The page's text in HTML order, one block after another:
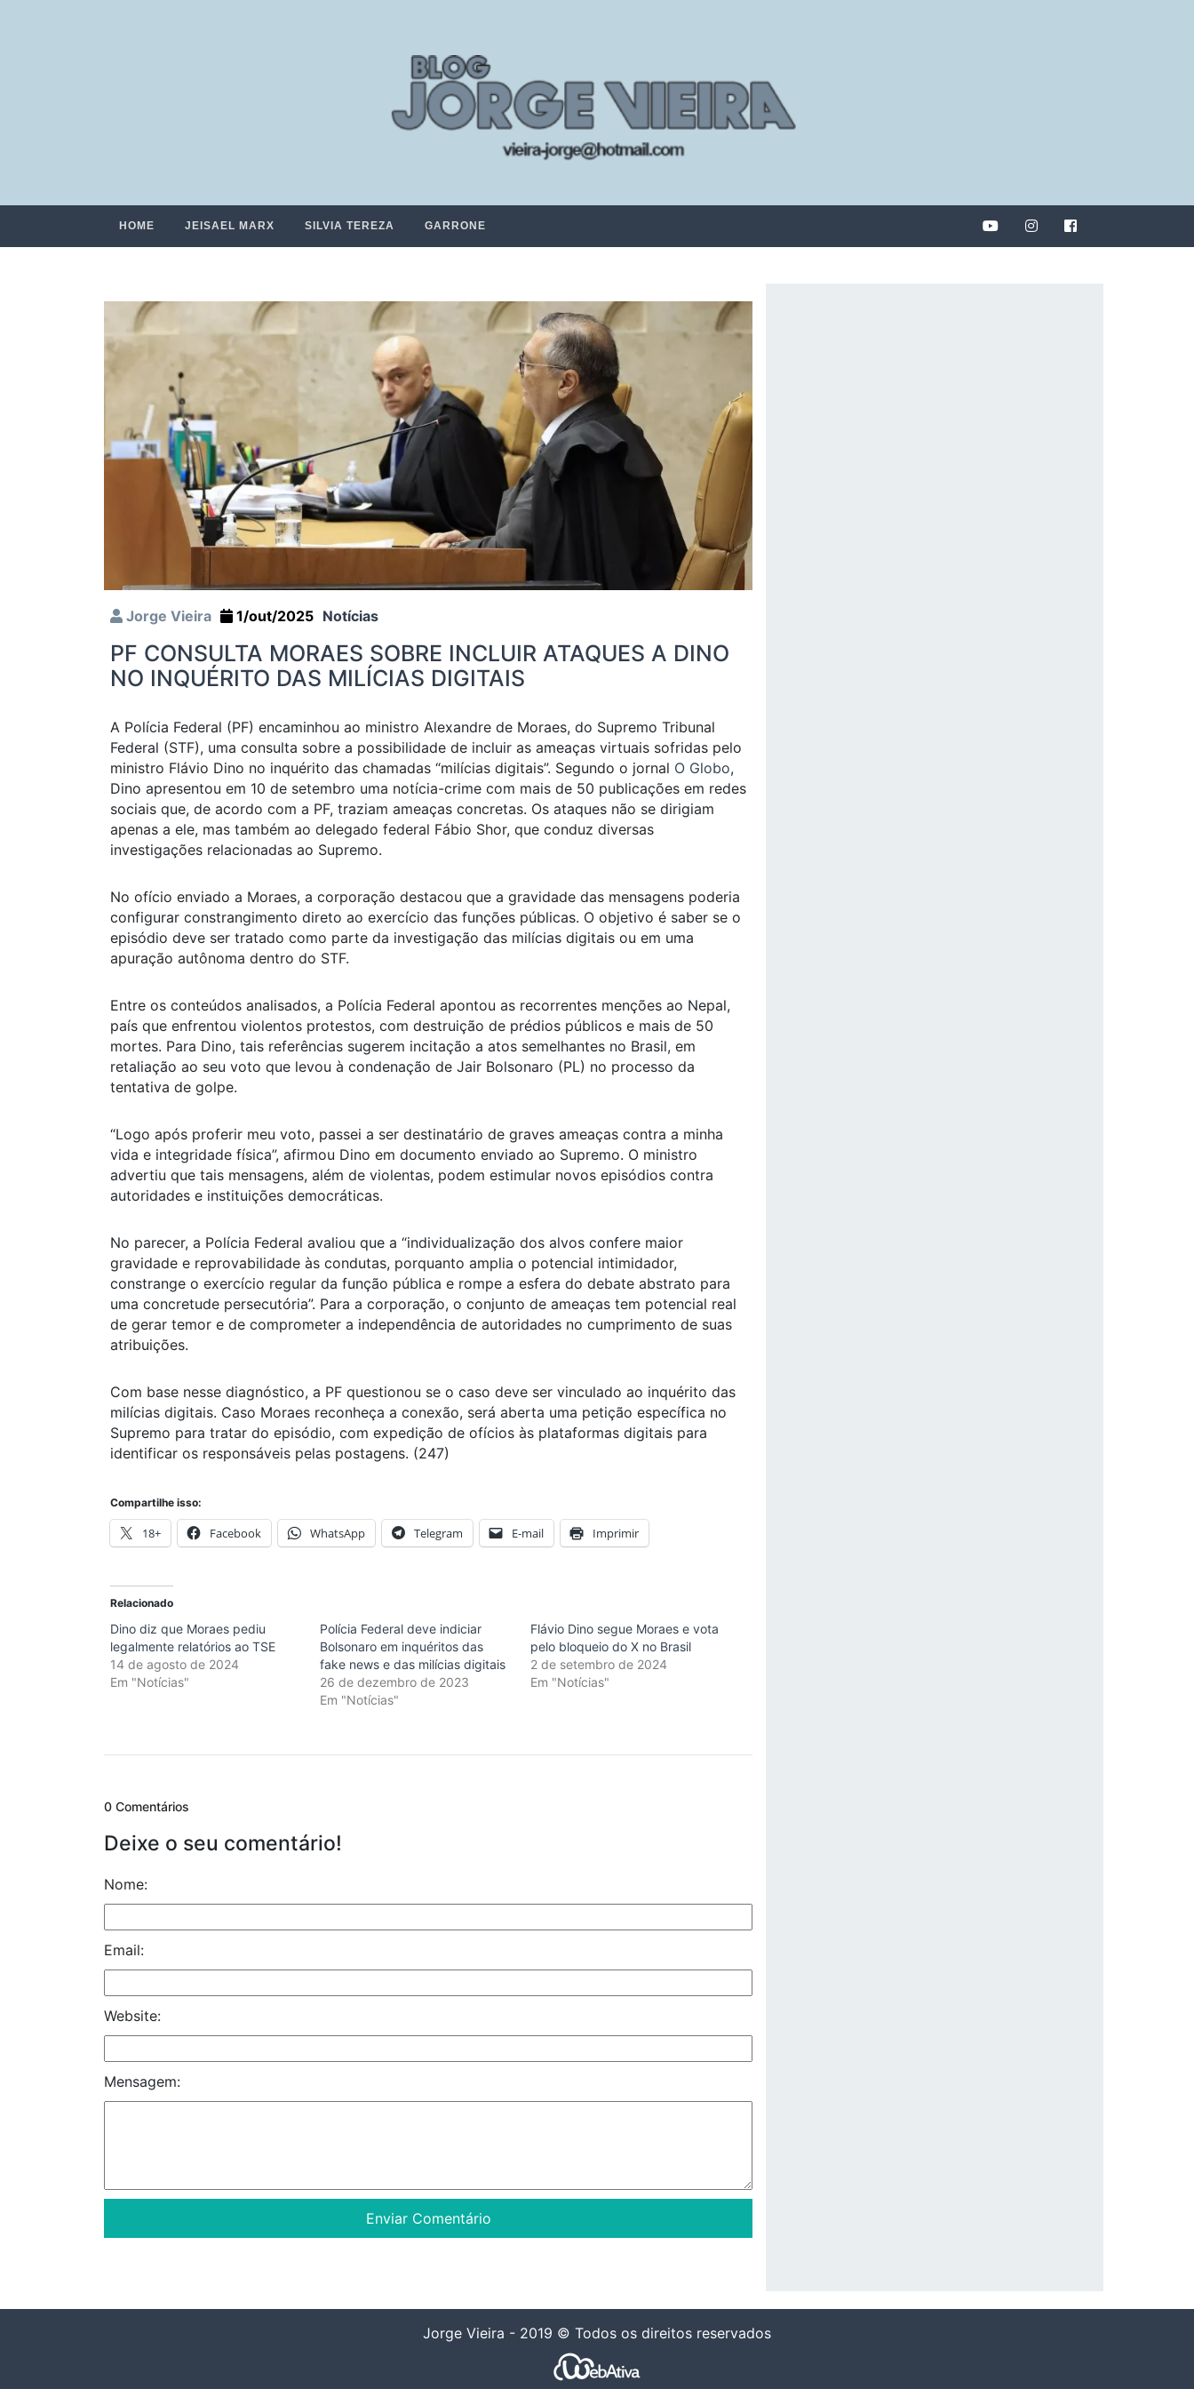
HOME JEISAEL MARX SILVIA TEREZA GARRONE
Jorge Vieira 1/out/2025 Notícias
PF CONSULTA MORAES SOBRE INCLUIR ATAQUES A DINO
NO INQUÉRITO DAS MILÍCIAS DIGITAIS
A Polícia Federal (PF) encaminhou ao ministro Alexandre de Moraes, do Supremo Tribunal
Federal (STF), uma consulta sobre a possibilidade de incluir as ameaças virtuais sofridas pelo
ministro Flávio Dino no inquérito das chamadas “milícias digitais”. Segundo o jornal O Globo,
Dino apresentou em 10 de setembro uma notícia-crime com mais de 50 publicações em redes
sociais que, de acordo com a PF, traziam ameaças concretas. Os ataques não se dirigiam
apenas a ele, mas também ao delegado federal Fábio Shor, que conduz diversas
investigações relacionadas ao Supremo.
No ofício enviado a Moraes, a corporação destacou que a gravidade das mensagens poderia
configurar constrangimento direto ao exercício das funções públicas. O objetivo é saber se o
episódio deve ser tratado como parte da investigação das milícias digitais ou em uma
apuração autônoma dentro do STF.
Entre os conteúdos analisados, a Polícia Federal apontou as recorrentes menções ao Nepal,
país que enfrentou violentos protestos, com destruição de prédios públicos e mais de 50
mortes. Para Dino, tais referências sugerem incitação a atos semelhantes no Brasil, em
retaliação ao seu voto que levou à condenação de Jair Bolsonaro (PL) no processo da
tentativa de golpe.
“Logo após proferir meu voto, passei a ser destinatário de graves ameaças contra a minha
vida e integridade física”, afirmou Dino em documento enviado ao Supremo. O ministro
advertiu que tais mensagens, além de violentas, podem estimular novos episódios contra
autoridades e instituições democráticas.
No parecer, a Polícia Federal avaliou que a “individualização dos alvos confere maior
gravidade e reprovabilidade às condutas, porquanto amplia o potencial intimidador,
constrange o exercício regular da função pública e rompe a esfera do debate abstrato para
uma concretude persecutória”. Para a corporação, o conjunto de ameaças tem potencial real
de gerar temor e de comprometer a independência de autoridades no cumprimento de suas
atribuições.
Com base nesse diagnóstico, a PF questionou se o caso deve ser vinculado ao inquérito das
milícias digitais. Caso Moraes reconheça a conexão, será aberta uma petição específica no
Supremo para tratar do episódio, com expedição de ofícios às plataformas digitais para
identificar os responsáveis pelas postagens. (247)
Compartilhe isso:
18+ Facebook WhatsApp Telegram E-mail Imprimir
Relacionado
Dino diz que Moraes pediu
legalmente relatórios ao TSE
14 de agosto de 2024
Em "Notícias"
Polícia Federal deve indiciar
Bolsonaro em inquéritos das
fake news e das milícias digitais
26 de dezembro de 2023
Em "Notícias"
Flávio Dino segue Moraes e vota
pelo bloqueio do X no Brasil
2 de setembro de 2024
Em "Notícias"
0 Comentários
Deixe o seu comentário!
Nome:
Email:
Website:
Mensagem:
Jorge Vieira - 2019 © Todos os direitos reservados